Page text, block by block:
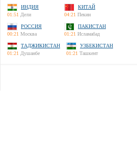
ИНДИЯ
01:51 Дели
КИТАЙ
04:21 Пекин
РОССИЯ
00:21 Москва
ПАКИСТАН
01:21 Исламабад
ТАДЖИКИСТАН
01:21 Душанбе
УЗБЕКИСТАН
01:21 Ташкент